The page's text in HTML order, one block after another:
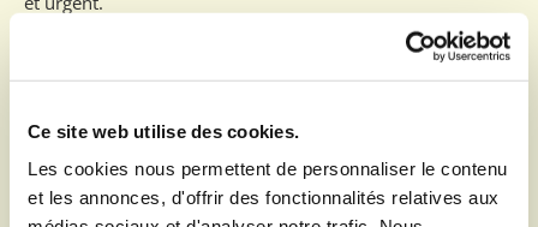
Ce site web utilise des cookies.
Les cookies nous permettent de personnaliser le contenu
et les annonces, d'offrir des fonctionnalités relatives aux
L’entreprise Eiffage a réalisé les opérations électriques
particuliers ont également été remplacées.
Un poteau béton a été remplacé à proximité du 1 rue